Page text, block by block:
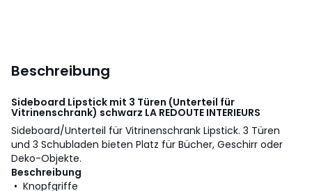
Beschreibung
Sideboard Lipstick mit 3 Türen (Unterteil für
Vitrinenschrank) schwarz LA REDOUTE INTERIEURS
Sideboard/Unterteil für Vitrinenschrank Lipstick. 3 Türen
und 3 Schubladen bieten Platz für Bücher, Geschirr oder
Deko-Objekte.
Beschreibung
• Knopfgriffe